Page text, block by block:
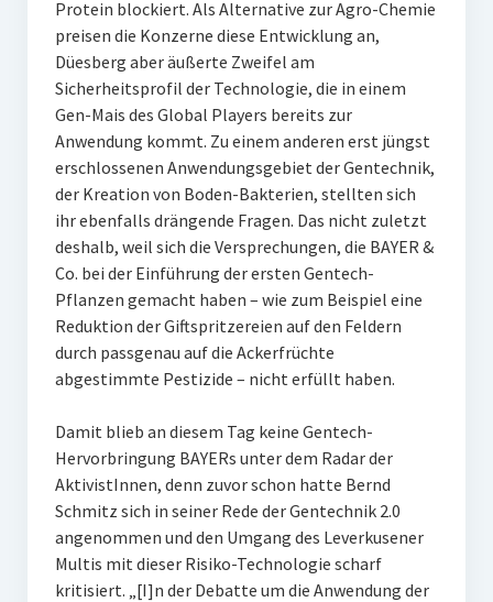
Protein blockiert. Als Alternative zur Agro-Chemie
preisen die Konzerne diese Entwicklung an,
Düesberg aber äußerte Zweifel am
Sicherheitsprofil der Technologie, die in einem
Gen-Mais des Global Players bereits zur
Anwendung kommt. Zu einem anderen erst jüngst
erschlossenen Anwendungsgebiet der Gentechnik,
der Kreation von Boden-Bakterien, stellten sich
ihr ebenfalls drängende Fragen. Das nicht zuletzt
deshalb, weil sich die Versprechungen, die BAYER &
Co. bei der Einführung der ersten Gentech-
Pflanzen gemacht haben – wie zum Beispiel eine
Reduktion der Giftspritzereien auf den Feldern
durch passgenau auf die Ackerfrüchte
abgestimmte Pestizide – nicht erfüllt haben.
Damit blieb an diesem Tag keine Gentech-
Hervorbringung BAYERs unter dem Radar der
AktivistInnen, denn zuvor schon hatte Bernd
Schmitz sich in seiner Rede der Gentechnik 2.0
angenommen und den Umgang des Leverkusener
Multis mit dieser Risiko-Technologie scharf
kritisiert. „[I]n der Debatte um die Anwendung der